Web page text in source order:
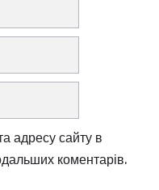
адресу сайту в
коментарів.